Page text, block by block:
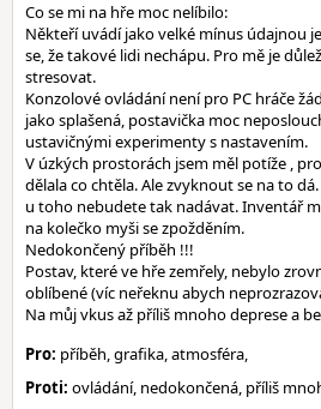
Co se mi na hře moc nelíbilo:
Někteří uvádí jako velké mínus údajnou
se, že takové lidi nechápu. Pro mě je
stresovat.
Konzolové ovládání není pro PC hráče
jako splašená, postavička moc
ustavičnými experimenty s nastavením.
V úzkých prostorách jsem měl potíže ,
dělala co chtěla. Ale zvyknout se na to
u toho nebudete tak nadávat. Inventář
na kolečko myši se zpožděním.
Nedokončený příběh !!!
Postav, které ve hře zemřely, nebylo
oblíbené (víc neřeknu abych
Na můj vkus až příliš mnoho deprese a
Pro: příběh, grafika, atmosféra,
Proti: ovládání, nedokončená, příliš